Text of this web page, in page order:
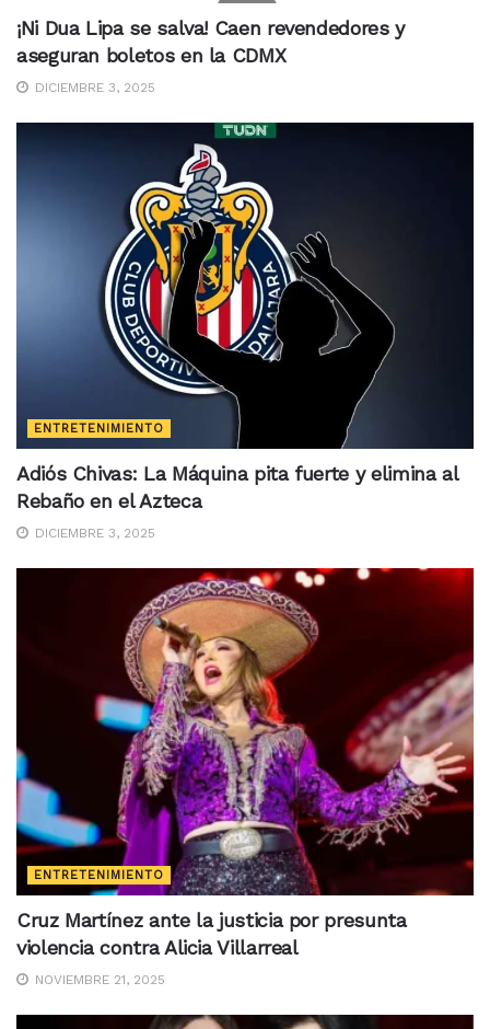
¡Ni Dua Lipa se salva! Caen revendedores y
aseguran boletos en la CDMX
DICIEMBRE 3, 2025
ENTRETENIMIENTO
Adiós Chivas: La Máquina pita fuerte y elimina al
Rebaño en el Azteca
DICIEMBRE 3, 2025
ENTRETENIMIENTO
Cruz Martínez ante la justicia por presunta
violencia contra Alicia Villarreal
NOVIEMBRE 21, 2025